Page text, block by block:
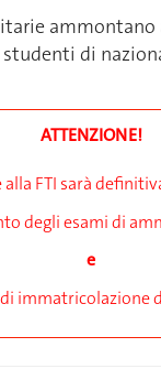
ammontano
di
ATTENZIONE!
alla FTI sarà
degli esami di
e
immatricolazione